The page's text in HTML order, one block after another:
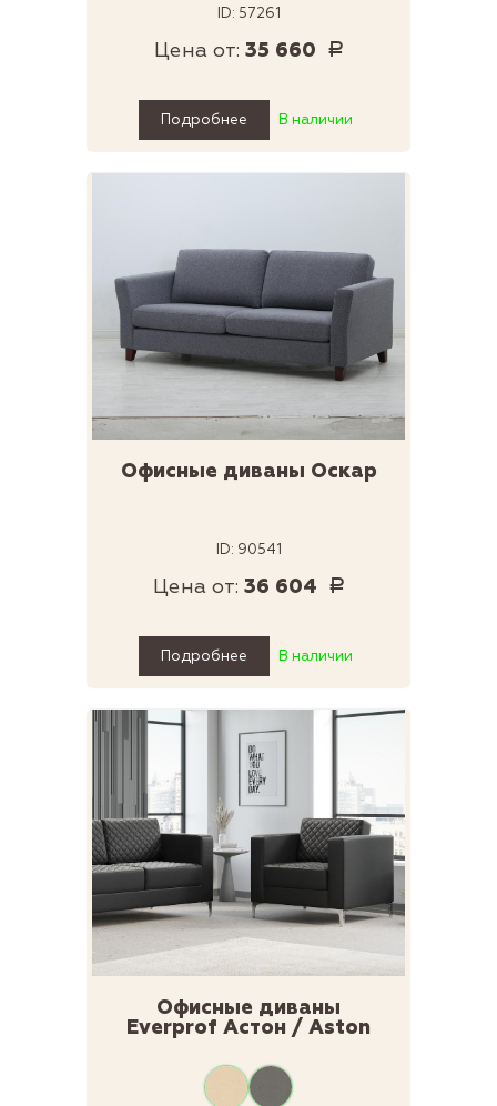
ID: 57261
Цена от: 35 660 Р
Подробнее В наличии
Офисные диваны Оскар
ID: 90541
Цена от: 36 604 Р
Подробнее В наличии
Офисные диваны
Everprof Астон / Aston